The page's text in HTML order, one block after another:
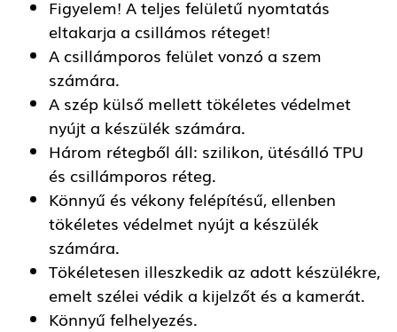
Figyelem! A teljes felületű nyomtatás
eltakarja a csillámos réteget!
A csillámporos felület vonzó a szem
számára.
A szép külső mellett tökéletes védelmet
nyújt a készülék számára.
Három rétegből áll: szilikon, ütésálló TPU
és csillámporos réteg.
Könnyű és vékony felépítésű, ellenben
tökéletes védelmet nyújt a készülék
számára.
Tökéletesen illeszkedik az adott készülékre,
emelt szélei védik a kijelzőt és a kamerát.
Könnyű felhelyezés.